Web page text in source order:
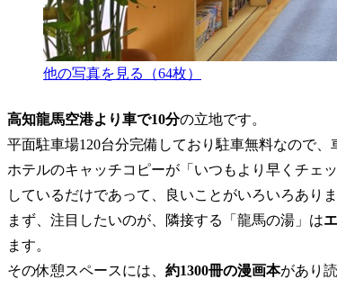
他の写真を見る（64枚）
高知龍馬空港より車で10分の立地です。
平面駐車場120台分完備しており駐車無料なので、
ホテルのキャッチコピーが「いつもより早くチェ
しているだけであって、良いことがいろいろありま
まず、注目したいのが、隣接する「龍馬の湯」は
ます。
その休憩スペースには、 約1300冊の漫画本があり